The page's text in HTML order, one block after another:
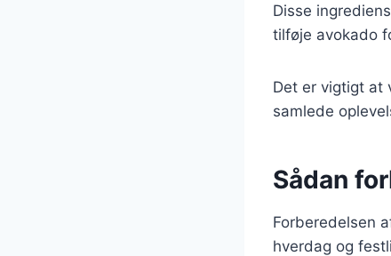
Disse
tilføje avokado
Det er vigtigt at
samlede
Sådan
Forberedelsen
hverdag og